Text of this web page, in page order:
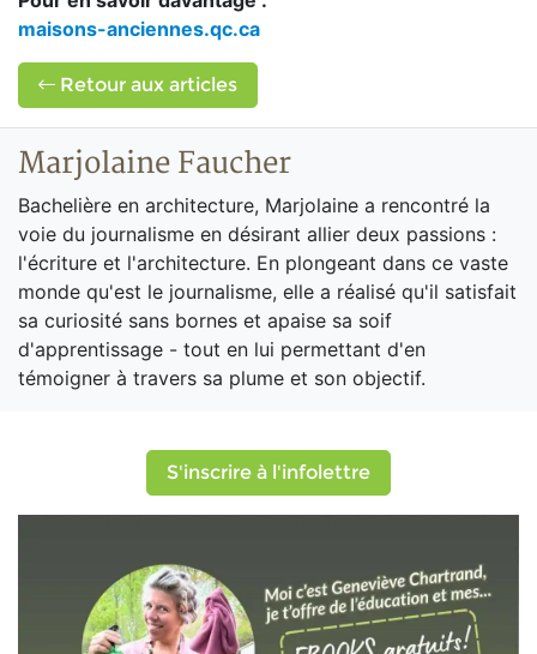
maisons-anciennes.qc.ca
Retour aux articles
Marjolaine Faucher
Bachelière en architecture, Marjolaine a rencontré la
voie du journalisme en désirant allier deux passions :
l'écriture et l'architecture. En plongeant dans ce vaste
monde qu'est le journalisme, elle a réalisé qu'il satisfait
sa curiosité sans bornes et apaise sa soif
d'apprentissage - tout en lui permettant d'en
témoigner à travers sa plume et son objectif.
S'inscrire à l'infolettre